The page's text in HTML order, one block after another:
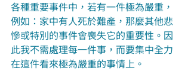
各種重要事件中，若有一件極為嚴重，
例如：家中有人死於難產，那麼其他悲
慘或特別的事件會喪失它的重要性。因
此我不需處理每一件事，而要集中全力
在這件看來極為嚴重的事情上。